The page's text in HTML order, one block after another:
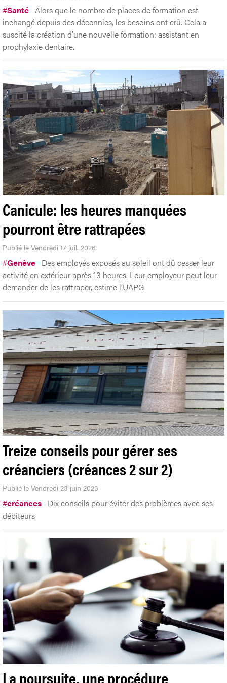
#Santé Alors que le nombre de places de formation est
inchangé depuis des décennies, les besoins ont crû. Cela a
suscité la création d’une nouvelle formation: assistant en
prophylaxie dentaire.
Canicule: les heures manquées
pourront être rattrapées
Publié le Vendredi 17 juil. 2026
#Genève Des employés exposés au soleil ont dû cesser leur
activité en extérieur après 13 heures. Leur employeur peut leur
demander de les rattraper, estime l’UAPG.
Treize conseils pour gérer ses
créanciers (créances 2 sur 2)
Publié le Vendredi 23 juin 2023
#créances Dix conseils pour éviter des problèmes avec ses
débiteurs
La poursuite, une procédure